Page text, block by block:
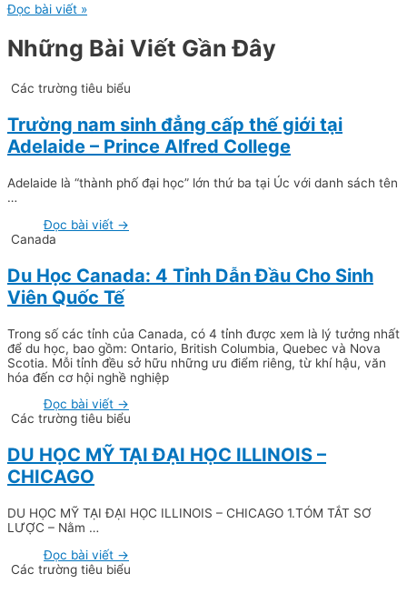
Đọc bài viết »
Những Bài Viết Gần Đây
Các trường tiêu biểu
Trường nam sinh đẳng cấp thế giới tại
Adelaide – Prince Alfred College
Adelaide là “thành phố đại học” lớn thứ ba tại Úc với danh sách tên
…
Đọc bài viết →
Canada
Du Học Canada: 4 Tỉnh Dẫn Đầu Cho Sinh
Viên Quốc Tế
Trong số các tỉnh của Canada, có 4 tỉnh được xem là lý tưởng nhất
để du học, bao gồm: Ontario, British Columbia, Quebec và Nova
Scotia. Mỗi tỉnh đều sở hữu những ưu điểm riêng, từ khí hậu, văn
hóa đến cơ hội nghề nghiệp
Đọc bài viết →
Các trường tiêu biểu
DU HỌC MỸ TẠI ĐẠI HỌC ILLINOIS –
CHICAGO
DU HỌC MỸ TẠI ĐẠI HỌC ILLINOIS – CHICAGO 1.TÓM TẮT SƠ
LƯỢC – Nằm …
Đọc bài viết →
Các trường tiêu biểu